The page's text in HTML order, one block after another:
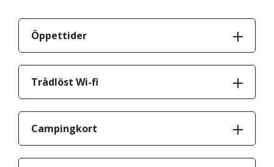
Öppettider
Trådlöst Wi-fi
Campingkort